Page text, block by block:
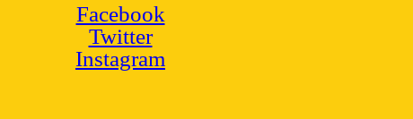
Facebook
Twitter
Instagram